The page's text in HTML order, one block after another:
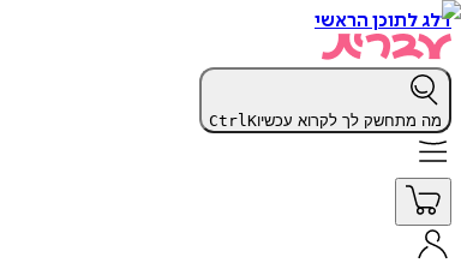
דלג לתוכן הראשי
מה מתחשק לך לקרוא עכשיו CtrlK